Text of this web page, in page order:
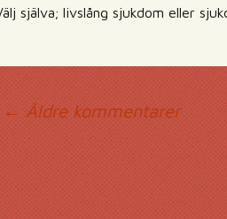
själva; livslång sjukdom eller
← Äldre kommentarer